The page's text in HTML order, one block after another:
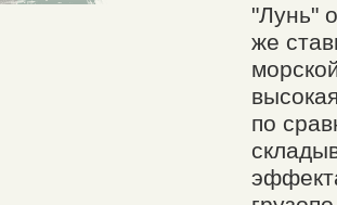
"Лунь"
же
по